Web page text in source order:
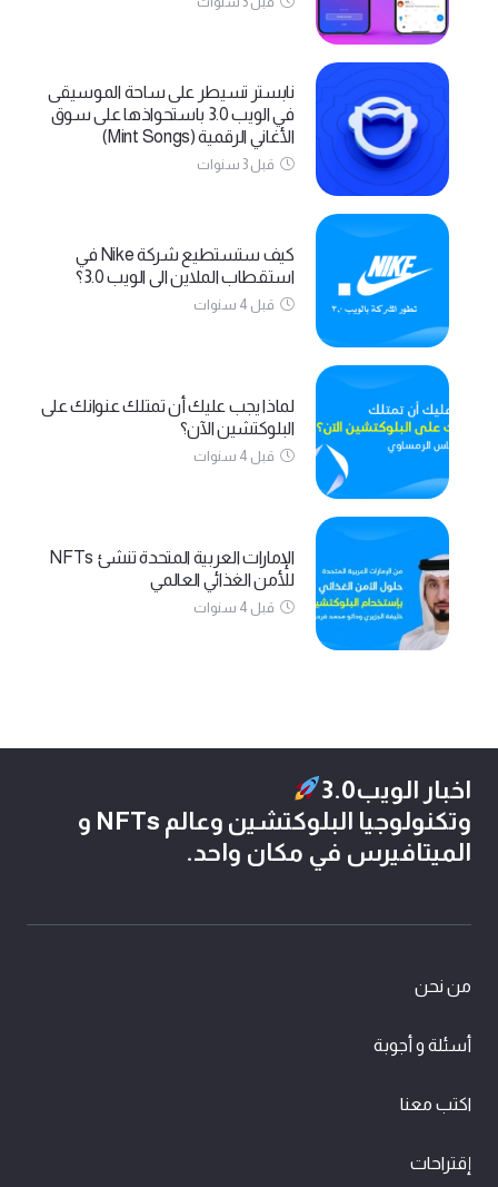
نابستر تسيطر على ساحة الموسيقى
في الويب 3.0 باستحواذها على سوق
الأغاني الرقمية (Mint Songs)
قبل 3 سنوات
كيف ستستطيع شركة Nike في
استقطاب الملاين الى الويب 3.0؟
قبل 4 سنوات
لماذا يجب عليك أن تمتلك عنوانك على
البلوكتشين الآن؟
قبل 4 سنوات
الإمارات العربية المتحدة تنشئ NFTs
للأمن الغذائي العالمي
قبل 4 سنوات
اخبار الويب3.0
وتكنولوجيا البلوكتشين وعالم NFTs و
الميتافيرس في مكان واحد.
من نحن
أسئلة و أجوبة
اكتب معنا
إقتراحات